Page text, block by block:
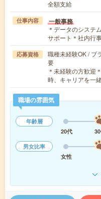
全額支給
仕事内容 一般事務
＊データのシステ
サポート＊社内行
応募資格
職種未経験OK / ブ
要
＊未経験の方歓迎
時、キャリアを一
職場の雰囲気
年齢層
20代
男女比率
女性